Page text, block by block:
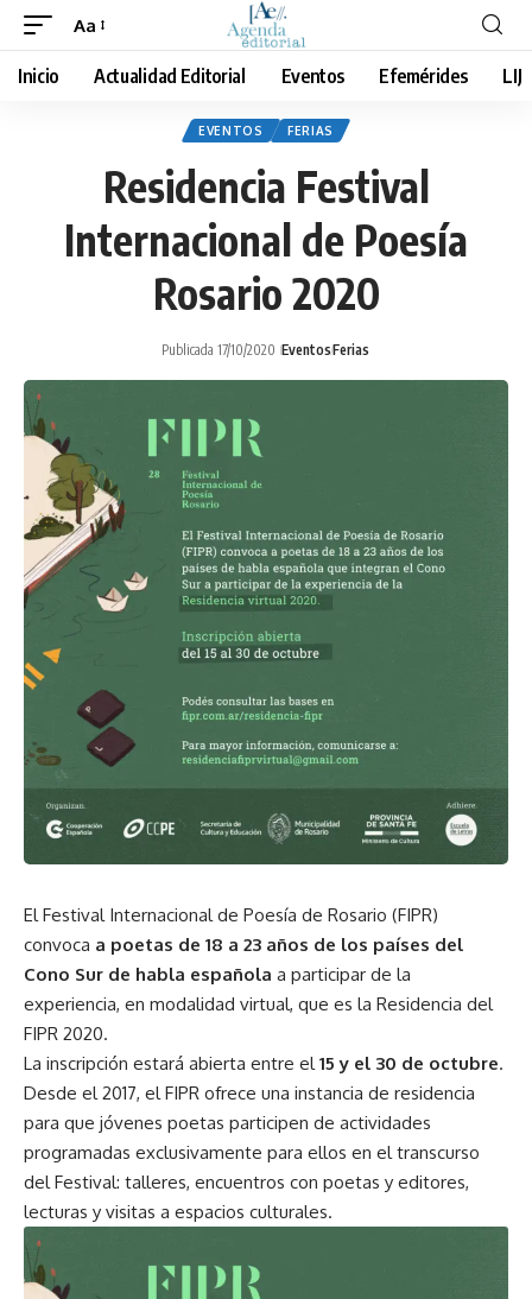
Cambiar
tamaño
Aa
Inicio Actualidad Editorial Eventos Efemérides LIJ
EVENTOS FERIAS
Residencia Festival
Internacional de Poesía
Rosario 2020
Publicada 17/10/2020 EventosFerias
ElFestival Internacional de Poesía de Rosario (FIPR)
convoca a poetas de 18 a 23 años de los países del
Cono Sur de habla española a participar de la
experiencia, en modalidad virtual, que es la Residencia del
FIPR 2020.
La inscripción estará abierta entre el15 y el 30 de octubre.
Desde el 2017, el FIPR ofrece una instancia de residencia
para que jóvenes poetas participen de actividades
programadas exclusivamente para ellos en el transcurso
del Festival: talleres, encuentros con poetas y editores,
lecturas y visitas a espacios culturales.